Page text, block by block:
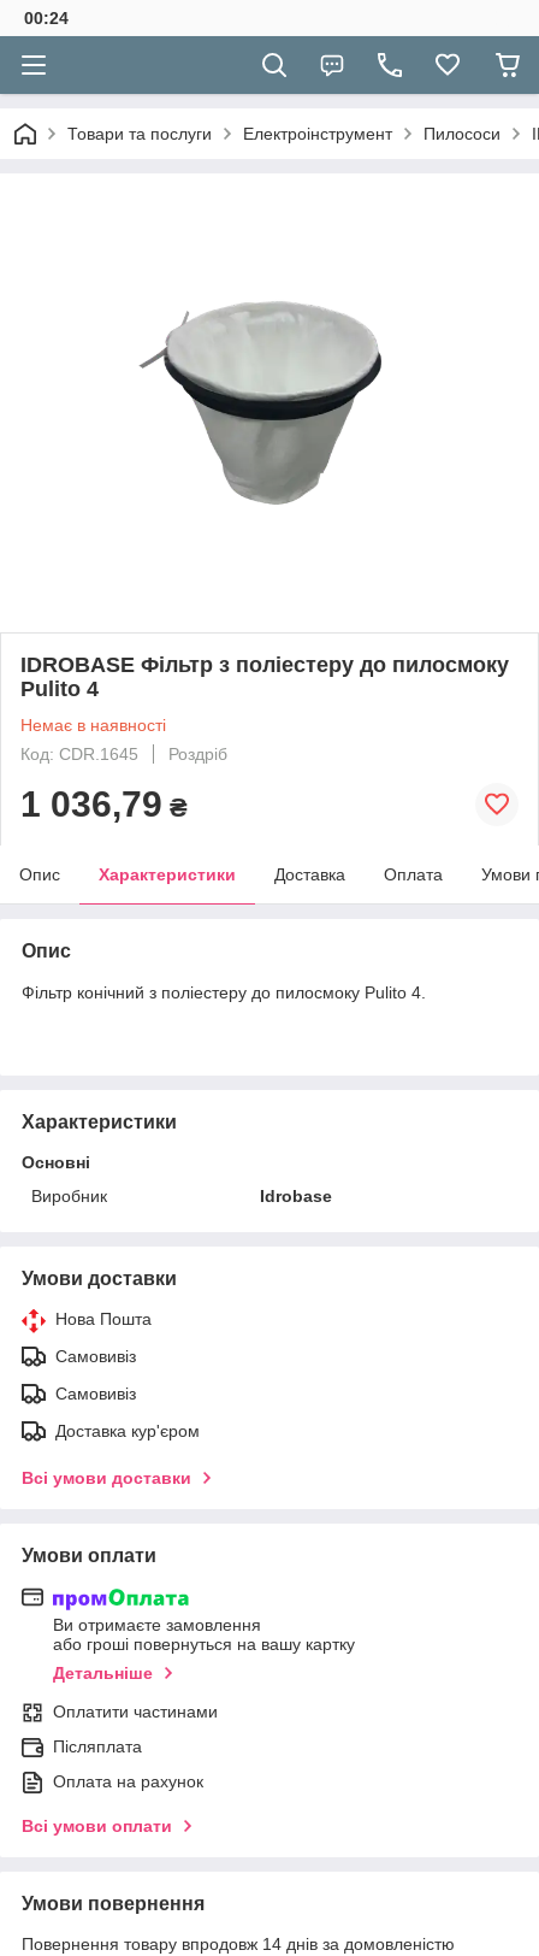
00:24
Товари та послуги Електроінструмент Пилососи
IDROBASE Фільтр з поліестеру до пилосмоку
Pulito 4
Немає в наявності
Код: CDR.1645
Роздріб
1 036,79 ₴
Опис Характеристики Доставка Оплата Умови
Опис
Фільтр конічний з поліестеру до пилосмоку Pulito 4.
Характеристики
Основні
Виробник
Idrobase
Умови доставки
Нова Пошта
Самовивіз
Самовивіз
Доставка кур'єром
Всі умови доставки
Умови оплати
Ви отримаєте замовлення
або гроші повернуться на вашу картку
Детальніше
Оплатити частинами
Післяплата
Оплата на рахунок
Всі умови оплати
Умови повернення
Повернення товару впродовж 14 днів за домовленістю